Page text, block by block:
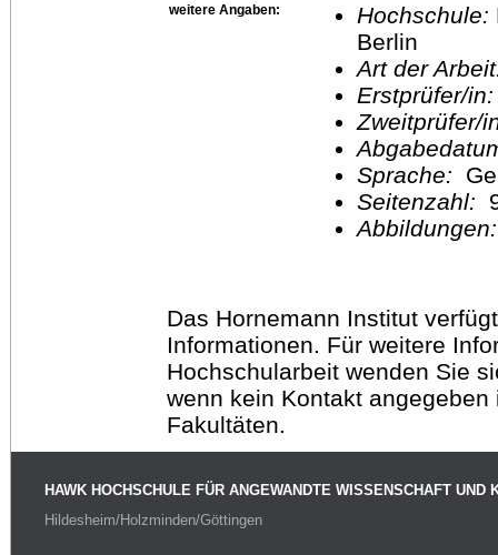
weitere Angaben: Hochschule:
Berlin
Art der
Erstprüfer/
Sprache:
Seitenzahl:
Das Hornemann Institut
Informationen. Für weitere
Hochschularbeit wenden Sie
wenn kein Kontakt
Fakultäten.
HAWK HOCHSCHULE FÜR ANGEWANDTE WISSENSCHAFT UND
Hildesheim/Holzminden/Göttingen